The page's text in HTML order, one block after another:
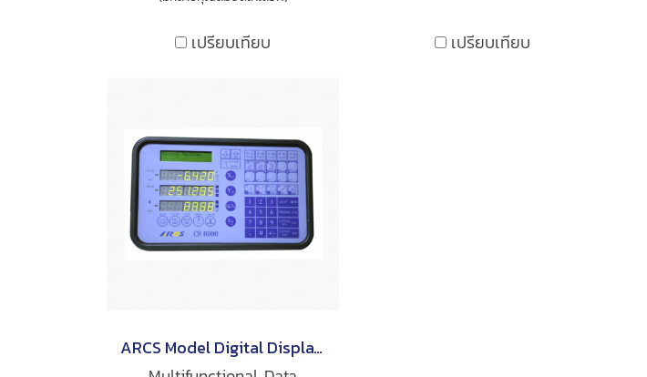
เปรียบเทียบ เปรียบเทียบ
ARCS Model Digital Display CS-6000